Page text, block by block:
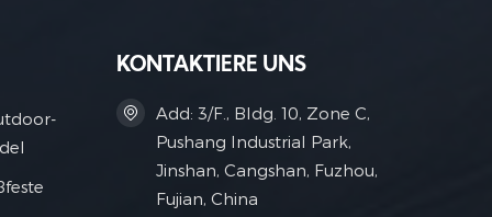
KONTAKTIERE UNS
Add: 3/F., Bldg. 10, Zone C,
Pushang Industrial Park,
Jinshan, Cangshan, Fuzhou,
Fujian, China